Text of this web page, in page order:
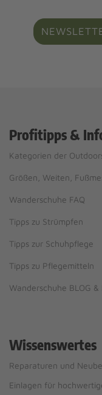
Profitipps &
Kategorien der
Größen, Weiten,
Wanderschuhe FAQ
Tipps zu Strümpfen
Tipps zur Schuhpflege
Tipps zu Pflegemitteln
Wanderschuhe BLOG
Wissenswertes
Reparaturen und
Einlagen für